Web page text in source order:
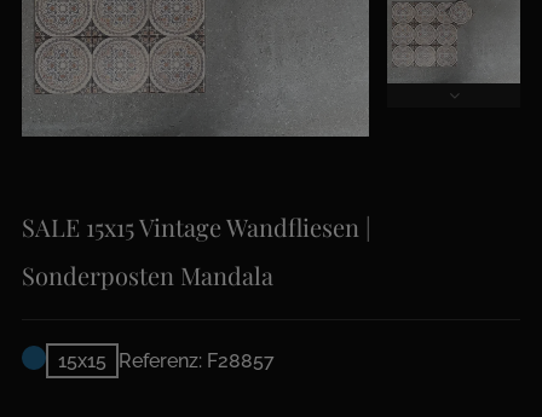
SALE 15x15 Vintage Wandfliesen |
Sonderposten Mandala
15x15 Referenz: F28857